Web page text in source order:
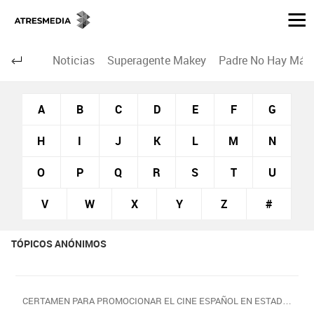
Noticias Superagente Makey Padre No Hay
A B C D E F G
H I J K L M N
O P Q R S T U
V W X Y Z #
TÓPICOS ANÓNIMOS
CERTAMEN PARA PROMOCIONAR EL CINE ESPAÑOL EN ESTADOS UNIDOS I DEL 20 AL 23 DE NOVIEMBRE